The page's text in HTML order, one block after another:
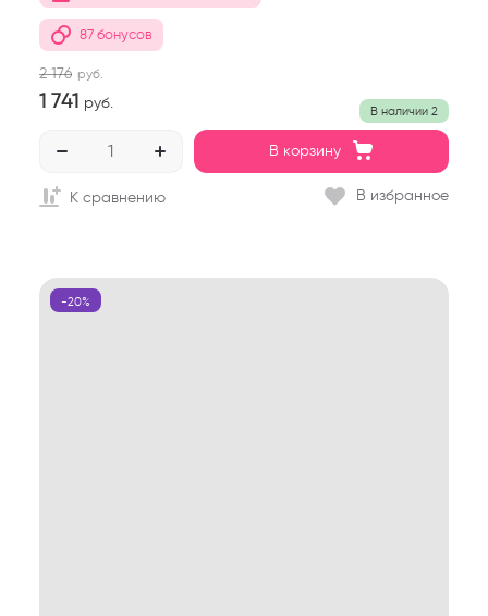
87 бонусов
В наличии 2
2 176 руб.
1 741 руб.
В корзину
К сравнению В избранное
-20%